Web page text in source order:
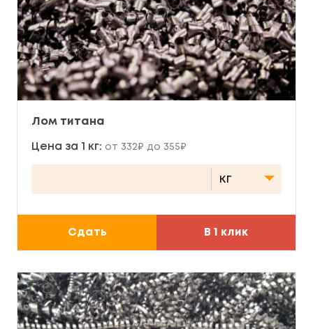
Лом титана
Цена за 1 кг: от 332₽ до 355₽
Сдать В 1 клик